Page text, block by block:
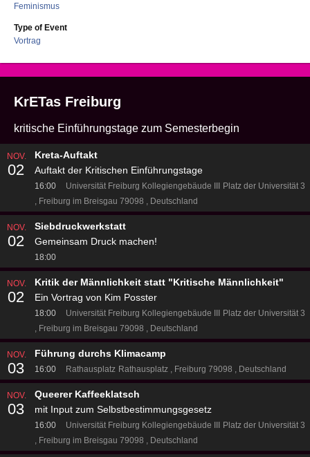
Feminismus
Type of Event
Vortrag
KrETas Freiburg
kritische Einführungstage zum Semesterbegin
NOV.
02
Kreta-Auftakt
Auftakt der Kritischen Einführungstage
16:00 Universität Freiburg Kollegiengebäude III Platz der Universität 3
Freiburg im Breisgau 79098
Deutschland
NOV.
02
Siebdruckwerkstatt
Gemeinsam Druck machen!
18:00
NOV.
02
Kritik der Männlichkeit statt "Kritische Männlichkeit"
Ein Vortrag von Kim Posster
18:00 Universität Freiburg Kollegiengebäude III Platz der Universität 3
Freiburg im Breisgau 79098
Deutschland
NOV.
03
Führung durchs Klimacamp
16:00 Rathausplatz Rathausplatz Freiburg 79098 Deutschland
NOV.
03
Queerer Kaffeeklatsch
mit Input zum Selbstbestimmungsgesetz
16:00 Universität Freiburg Kollegiengebäude III Platz der Universität 3
Freiburg im Breisgau 79098
Deutschland